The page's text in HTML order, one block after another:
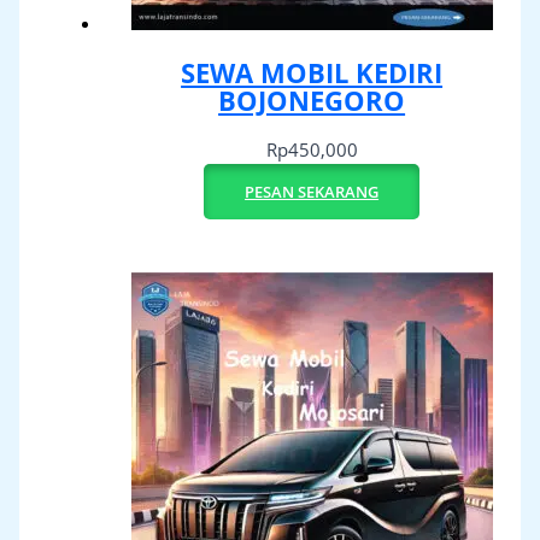
SEWA MOBIL KEDIRI
BOJONEGORO
Rp450,000
PESAN SEKARANG